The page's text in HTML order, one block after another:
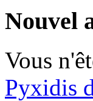
Nouvel
Vous
Pyxidis